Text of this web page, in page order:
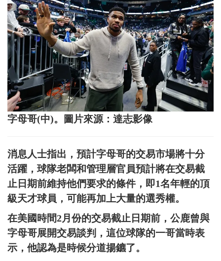
字母哥(中)。圖片來源：達志影像
消息人士指出，預計字母哥的交易市場將十分
活躍，球隊老闆和管理層官員預計將在交易截
止日期前維持他們要求的條件，即1名年輕的頂
級天才球員，可能再加上大量的選秀權。
在美國時間2月份的交易截止日期前，公鹿曾與
字母哥展開交易談判，這位球隊的一哥當時表
示，他認為是時候分道揚鑣了。